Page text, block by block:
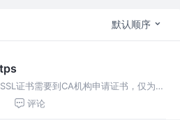
默认顺序
证书需要到CA机构申请证书，仅为测
评论